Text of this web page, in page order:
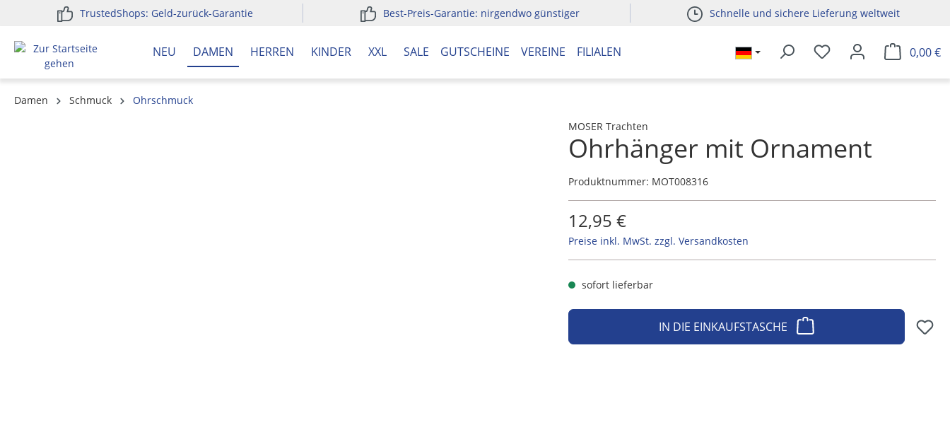
Zur Hauptnavigation springen
TrustedShops: Geld-zurück-Garantie Best-Preis-Garantie: nirgendwo günstiger Schnelle und sichere Lieferung weltweit
NEU DAMEN HERREN KINDER XXL SALE GUTSCHEINE VEREINE FILIALEN 0,00 €
Damen Schmuck
Ohrschmuck
MOSER Trachten
Ohrhänger mit Ornament
Produktnummer: MOT008316
12,95 €
Preise inkl. MwSt. zzgl. Versandkosten
sofort lieferbar
IN DIE EINKAUFSTASCHE